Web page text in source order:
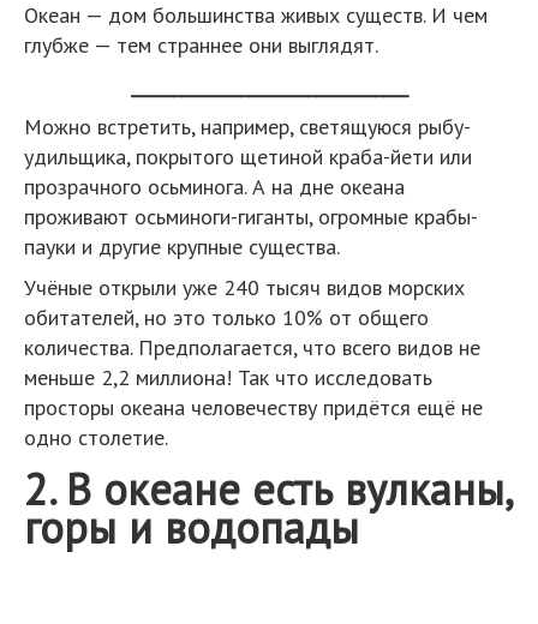
Океан — дом большинства живых существ. И чем
глубже — тем страннее они выглядят.
Можно встретить, например, светящуюся рыбу-
удильщика, покрытого щетиной краба-йети или
прозрачного осьминога. А на дне океана
проживают осьминоги-гиганты, огромные крабы-
пауки и другие крупные существа.
Учёные открыли уже 240 тысяч видов морских
обитателей, но это только 10% от общего
количества. Предполагается, что всего видов не
меньше 2,2 миллиона! Так что исследовать
просторы океана человечеству придётся ещё не
одно столетие.
2. В океане есть вулканы,
горы и водопады